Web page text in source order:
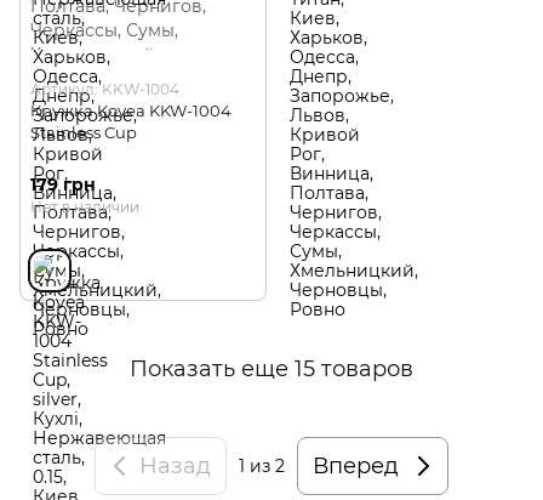
Артикул: KKW-1004
Кружка Kovea KKW-1004
Stainless Cup
179 грн
Нет в наличии
Показать еще 15 товаров
Назад 1 из 2 Вперед